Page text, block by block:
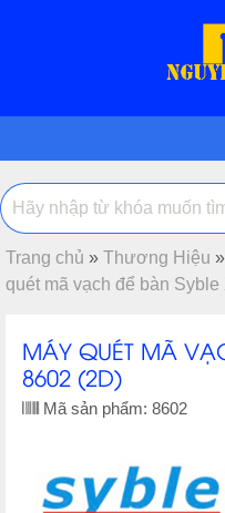
Trang chủ » Thương Hiệu »
quét mã vạch để bàn
MÁY QUÉT MÃ
8602 (2D)
Mã sản phẩm: 8602